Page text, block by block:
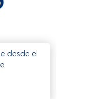
desde el